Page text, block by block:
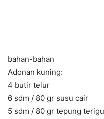
bahan-bahan
Adonan kuning:
4 butir telur
6 sdm / 80 gr susu cair
5 sdm / 80 gr tepung terigu